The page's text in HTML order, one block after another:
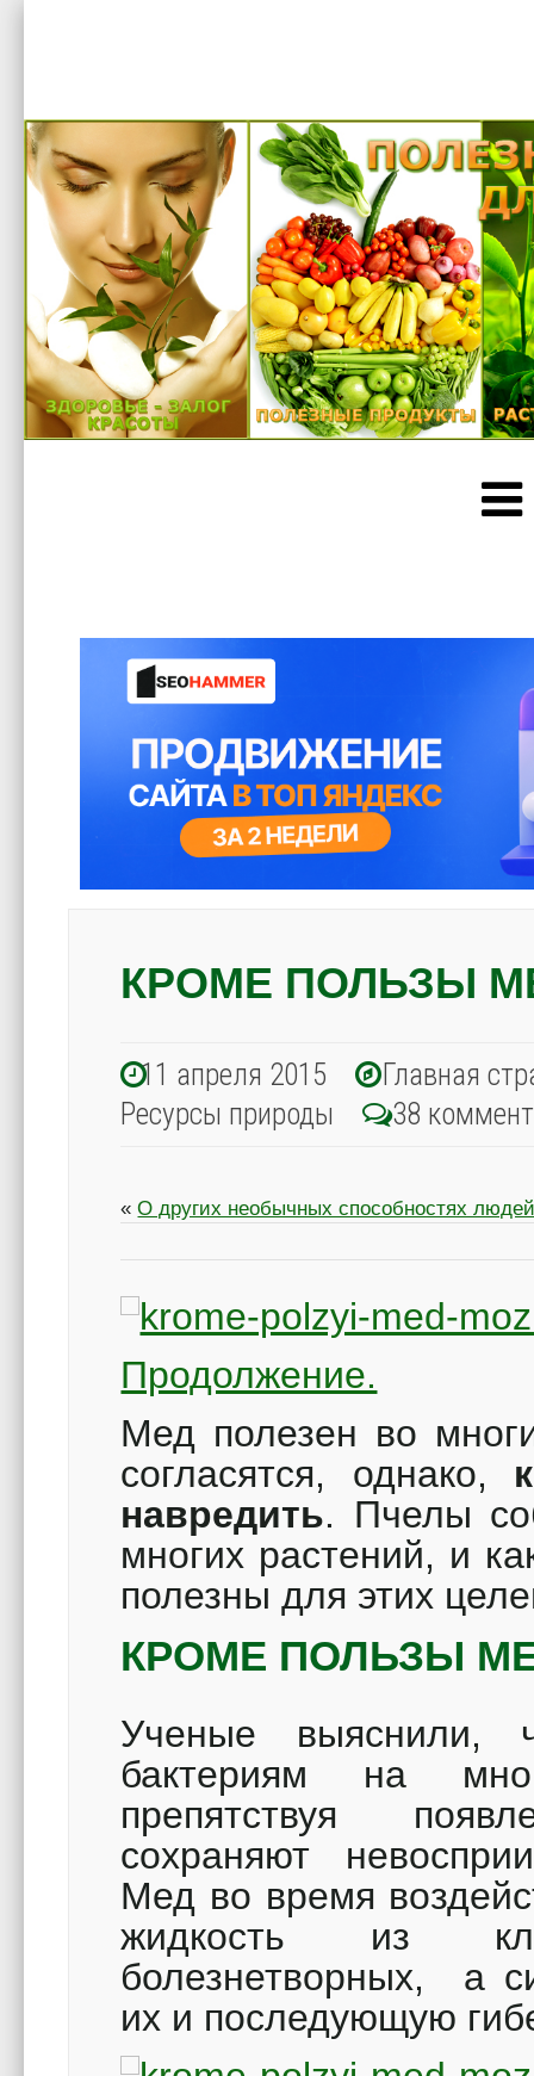
КРОМЕ ПОЛЬЗЫ
11 апреля 2015
Главная
Ресурсы природы
38
«О других необычных способностях
Продолжение.
Мед полезен во
согласятся, однако,
навредить. Пчелы
многих растений, и
полезны для этих
КРОМЕ ПОЛЬЗЫ
Ученые выяснили,
бактериям на
препятствуя
сохраняют
Мед во время
жидкость из
болезнетворных, а
их и последующую